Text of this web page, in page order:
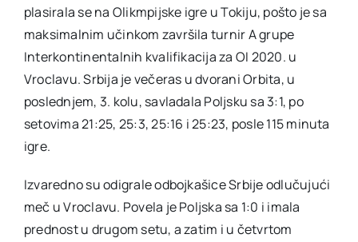
plasirala se na Olikmpijske igre u Tokiju, pošto je sa
maksimalnim učinkom završila turnir A grupe
Interkontinentalnih kvalifikacija za OI 2020. u
Vroclavu. Srbija je večeras u dvorani Orbita, u
poslednjem, 3. kolu, savladala Poljsku sa 3:1, po
setovima 21:25, 25:3, 25:16 i 25:23, posle 115 minuta
igre.
Izvaredno su odigrale odbojkašice Srbije odlučujući
meč u Vroclavu. Povela je Poljska sa 1:0 i imala
prednost u drugom setu, a zatim i u četvrtom